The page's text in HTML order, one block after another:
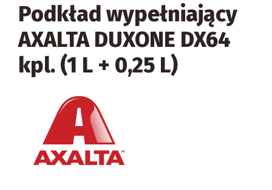
Podkład wypełniający
AXALTA DUXONE DX64
kpl. (1 L + 0,25 L)